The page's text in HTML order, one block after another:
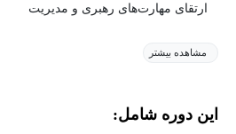
ارتقای مهارت‌های رهبری و مدیریت
مشاهده بیشتر
این دوره شامل: